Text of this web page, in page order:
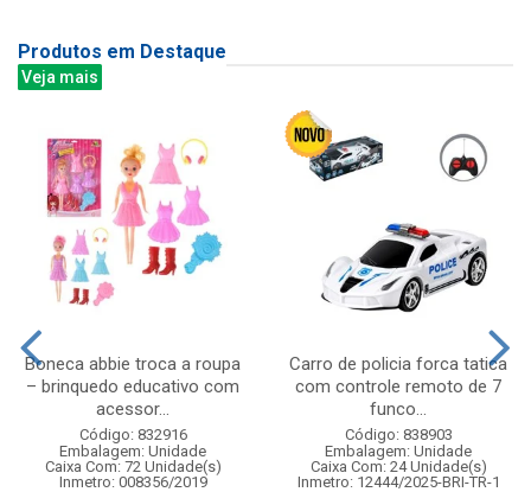
Produtos em Destaque
Veja mais
Boneca abbie troca a roupa
– brinquedo educativo com
acessor...
Código: 832916
Embalagem: Unidade
Caixa Com: 72 Unidade(s)
Inmetro: 008356/2019
Carro de policia forca tatica
com controle remoto de 7
funco...
Código: 838903
Embalagem: Unidade
Caixa Com: 24 Unidade(s)
Inmetro: 12444/2025-BRI-TR-1